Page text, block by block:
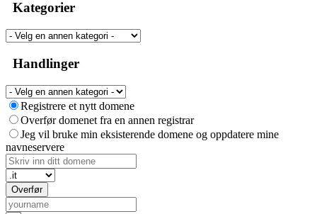
Kategorier
Handlinger
Registrere et nytt domene
Overfør domenet fra en annen registrar
Jeg vil bruke min eksisterende domene og oppdatere mine
navneservere
Overfør